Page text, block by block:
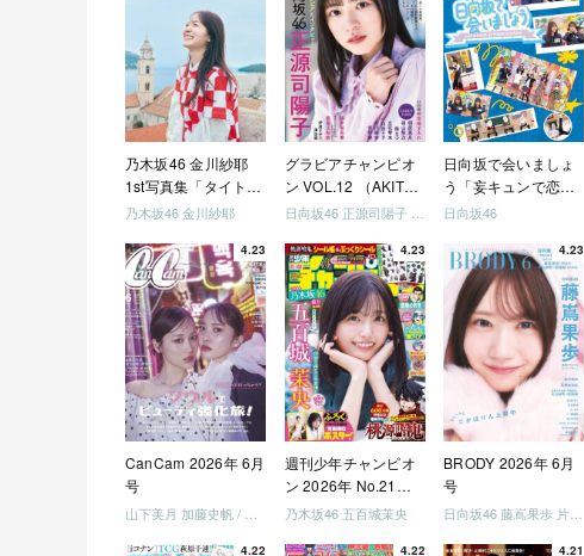
乃木坂46 金川紗耶
1st写真集「タイトル
未定」
乃木坂46 金川紗耶
グラビアチャンピオ
ン VOL.12 （AKITA
DXシリーズ）
日向坂46 正源司陽子 宮地すみれ
日向坂で会いましょ
う「妄キュンで恋し
ちゃいましょう」
めましょう」「ご褒
美でロケしましょ
う」「フレンドリー
になりましょう」
「笑って卒業を祝い
ましょう」 [Blu-ray]
日向坂46
4.23
CanCam 2026年 6月
号
4.23
週刊少年チャンピオ
ン 2026年 No.21・
22 合併号
乃木坂46 五百城茉央
4.23
BRODY 2026年 6月
号
4.22 4.22 4.21